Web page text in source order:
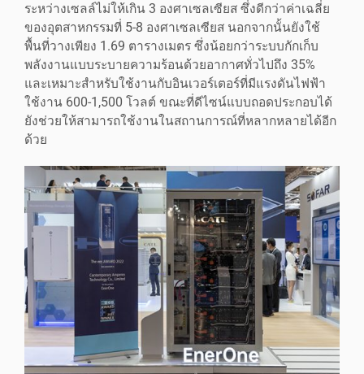
ระหว่างเซลล์ไม่ให้เกิน 3 องศาเซลเซียส ซึ่งดีกว่าค่าเฉลี่ย
ของอุตสาหกรรมที่ 5-8 องศาเซลเซียส นอกจากนั้นยังใช้
พื้นที่วางเพียง 1.69 ตารางเมตร ซึ่งน้อยกว่าระบบกักเก็บ
พลังงานแบบระบายความร้อนด้วยอากาศทั่วไปถึง 35%
และเหมาะสำหรับใช้งานกับอินเวอร์เตอร์ที่มีแรงดันไฟฟ้า
ใช้งาน 600-1,500 โวลต์ ขณะที่ดีไซน์แบบถอดประกอบได้
ยังช่วยให้สามารถใช้งานในสถานการณ์ที่หลากหลายได้อีก
ด้วย